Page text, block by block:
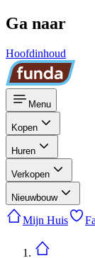
Ga naar
Hoofdinhoud
Menu
Kopen
Huren
Verkopen
Nieuwbouw
Mijn Huis